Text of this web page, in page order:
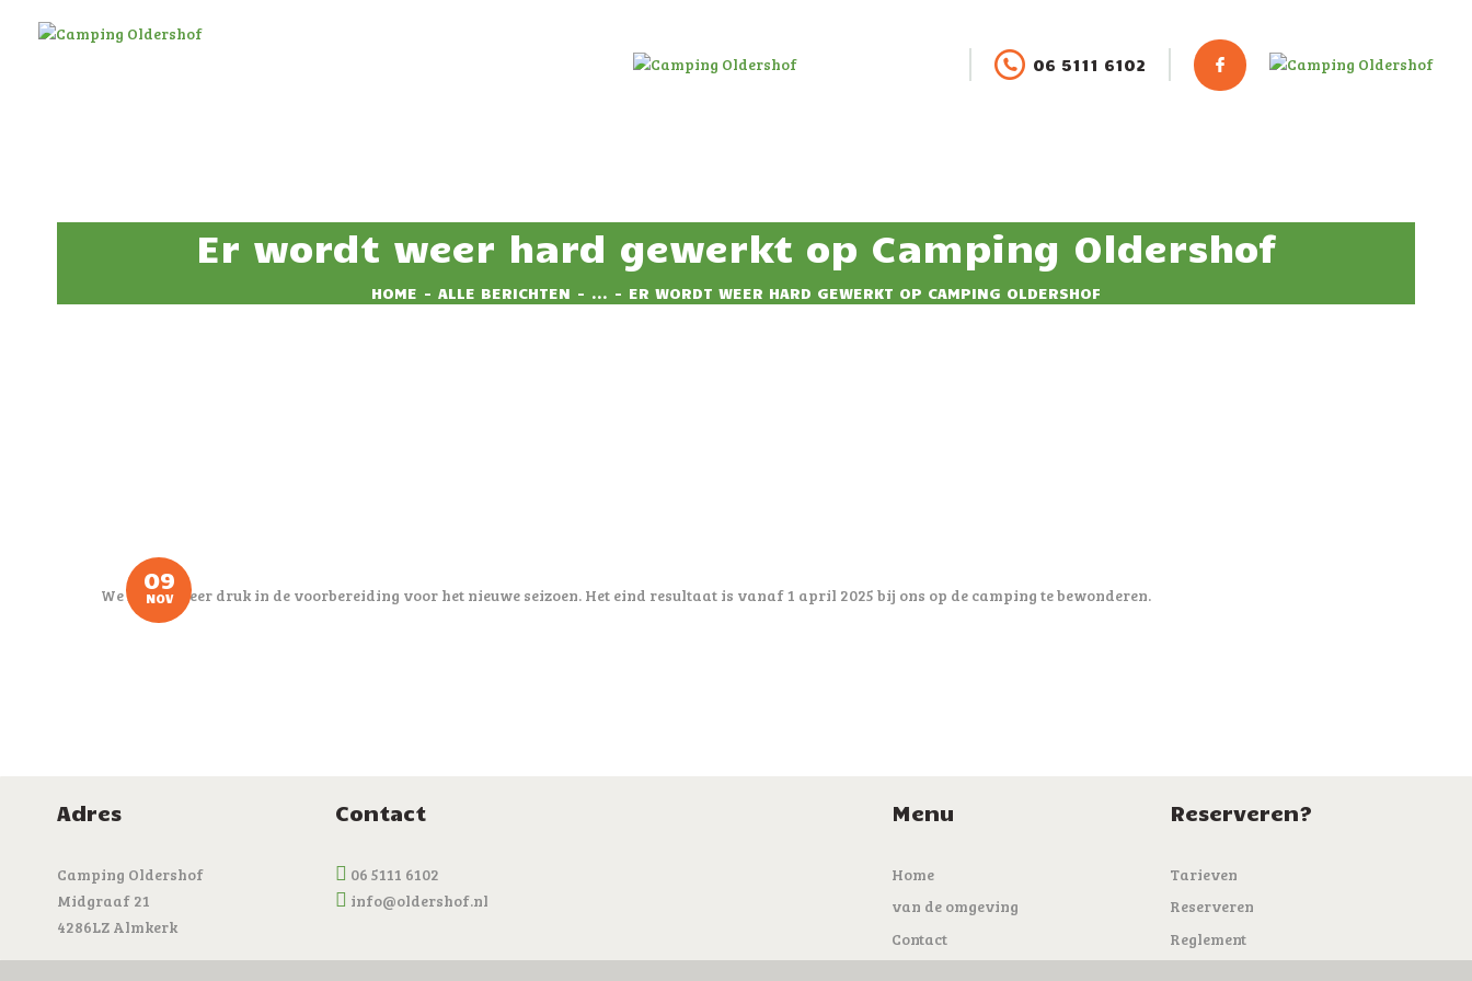
06 5111 6102
Er wordt weer hard gewerkt op Camping Oldershof
HOME ALLE BERICHTEN ... ER WORDT WEER HARD GEWERKT OP CAMPING OLDERSHOF
CAMPING OLDERSHOF
TARIEVEN
IMPRESSIE
CONTACT
09
NOV
We zijn al weer druk in de voorbereiding voor het nieuwe seizoen. Het eind resultaat is vanaf 1 april 2025 bij ons op de camping te bewonderen.
Adres
Camping Oldershof
Midgraaf 21
4286LZ Almkerk
Contact
06 5111 6102
info@oldershof.nl
Menu
Home
van de omgeving
Contact
Reserveren?
Tarieven
Reserveren
Reglement